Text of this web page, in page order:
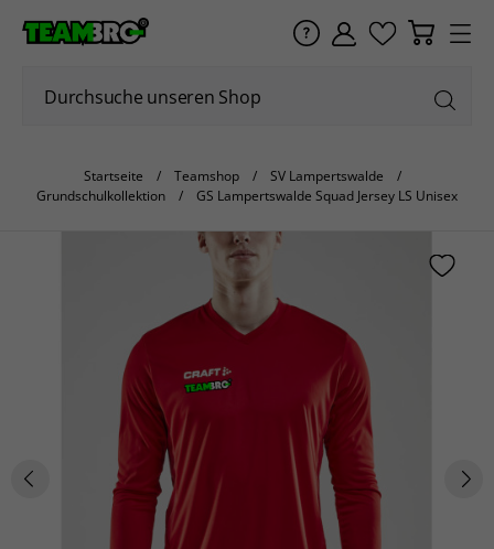
Startseite Teamshop
SV Lampertswalde
Grundschulkollektion
GS Lampertswalde Squad Jersey LS Unisex